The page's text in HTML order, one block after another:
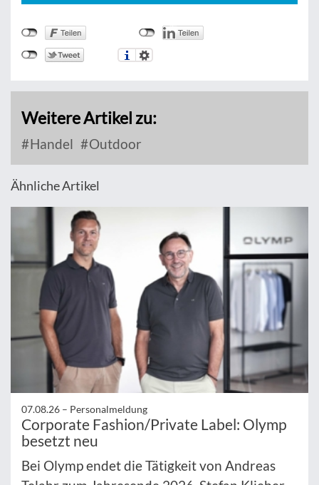
Weitere Artikel zu:
Handel Outdoor
Ähnliche Artikel
07.08.26 – Personalmeldung
Corporate Fashion/Private Label: Olymp
besetzt neu
Bei Olymp endet die Tätigkeit von Andreas